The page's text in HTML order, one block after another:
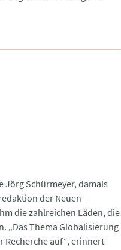
Jörg Schürmeyer, damals
der Neuen
die zahlreichen Läden, die
„Das Thema Globalisierung
Recherche auf“, erinnert